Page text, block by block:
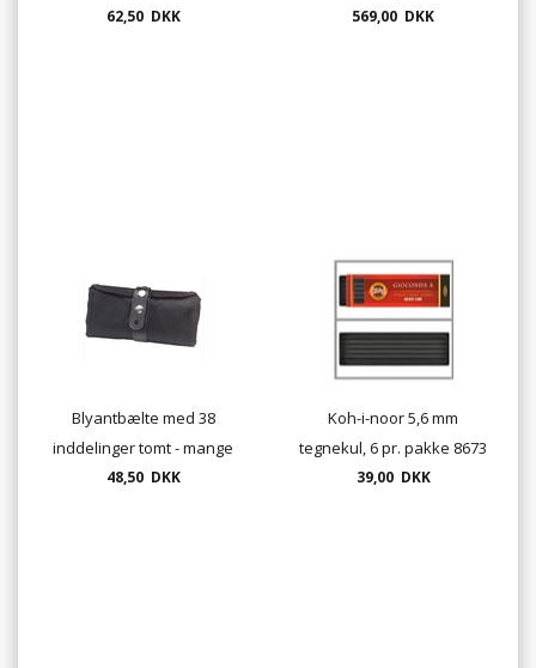
62,50 DKK
holder UDSOLGT
569,00 DKK
Blyantbælte med 38
inddelinger tomt - mange
farver
48,50 DKK
Koh-i-noor 5,6 mm
tegnekul, 6 pr. pakke 8673
39,00 DKK